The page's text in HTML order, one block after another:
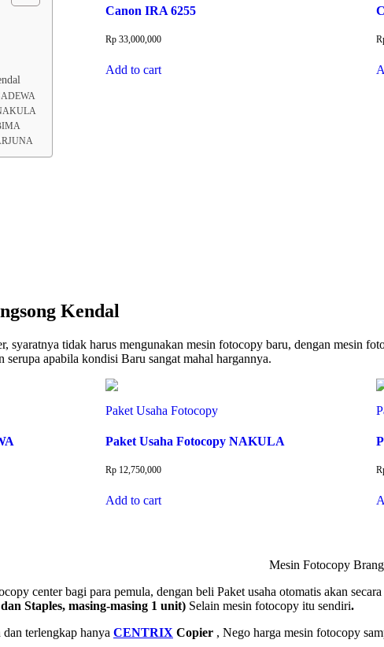
Canon IRA 6255
Rp 33,000,000
Add to cart
Kendal
syaratnya tidak harus mengunakan mesin fotocopy baru, dengan mesin
serupa apabila kondisi Baru sangat mahal hargannya.
Paket Usaha Fotocopy
Paket Usaha Fotocopy NAKULA
Rp 12,750,000
Add to cart
Mesin Fotocopy
center bagi para pemula, dengan beli Paket usaha otomatis akan
Staples, masing-masing 1 unit) Selain mesin fotocopy itu sendiri.
terlengkap hanya CENTRIX Copier , Nego harga mesin fotocopy